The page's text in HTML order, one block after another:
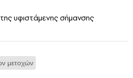
υφιστάμενης σήμανσης
μετοχών